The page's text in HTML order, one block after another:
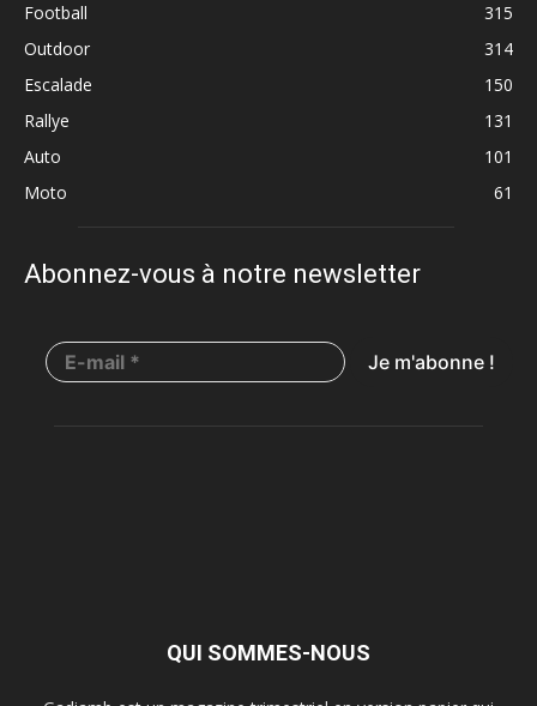
Football
315
Outdoor
314
Escalade
150
Rallye
131
Auto
101
Moto
61
Abonnez-vous à notre newsletter
QUI SOMMES-NOUS